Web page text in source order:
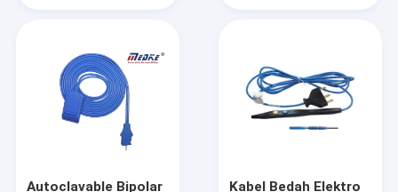
Autoclavable Bipolar
Kabel Bedah Elektro